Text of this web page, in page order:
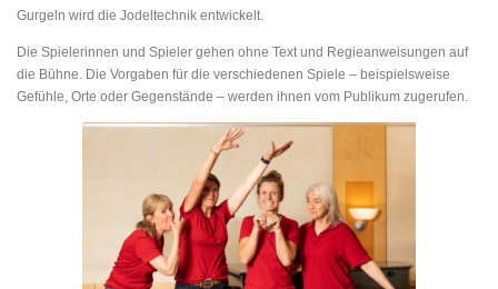
Gurgeln wird die Jodeltechnik entwickelt.
Die Spielerinnen und Spieler gehen ohne Text und Regieanweisungen auf
die Bühne. Die Vorgaben für die verschiedenen Spiele – beispielsweise
Gefühle, Orte oder Gegenstände – werden ihnen vom Publikum zugerufen.